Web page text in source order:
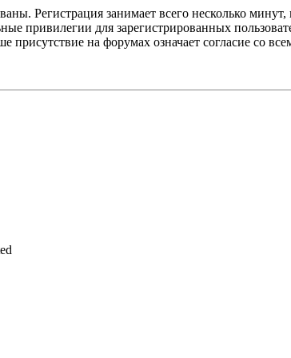
Регистрация занимает всего несколько
привилегии для зарегистрированных
на форумах означает согласие со